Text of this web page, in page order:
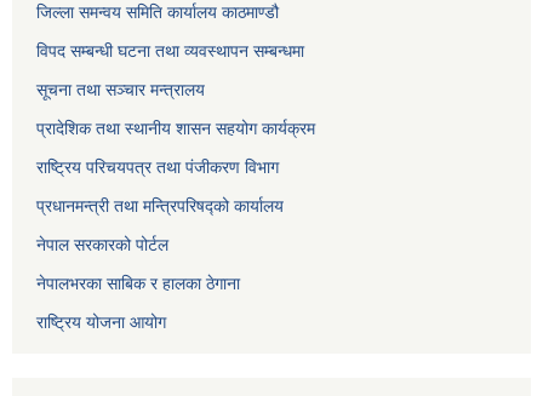
जिल्ला समन्वय समिति कार्यालय काठमाण्ड‌ौ
विपद सम्बन्धी घटना तथा व्यवस्थापन सम्बन्धमा
सूचना तथा सञ्चार मन्त्रालय
प्रादेशिक तथा स्थानीय शासन सहयोग कार्यक्रम
राष्ट्रिय परिचयपत्र तथा पंजीकरण विभाग
प्रधानमन्त्री तथा मन्त्रिपरिषद्को कार्यालय
नेपाल सरकारको पोर्टल
नेपालभरका साबिक र हालका ठेगाना
राष्ट्रिय योजना आयोग